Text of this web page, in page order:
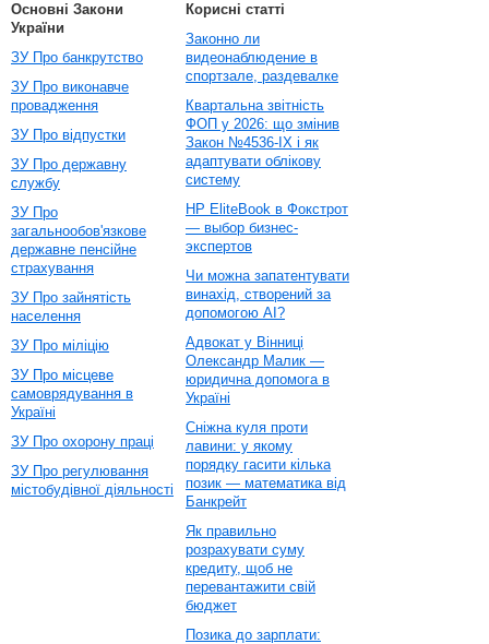
Основні Закони
України
ЗУ Про банкрутство
ЗУ Про виконавче
провадження
ЗУ Про відпустки
ЗУ Про державну
службу
ЗУ Про
загальнообов'язкове
державне пенсійне
страхування
ЗУ Про зайнятість
населення
ЗУ Про міліцію
ЗУ Про місцеве
самоврядування в
Україні
ЗУ Про охорону праці
ЗУ Про регулювання
містобудівної діяльності
Корисні статті
Законно ли
видеонаблюдение в
спортзале, раздевалке
Квартальна звітність
ФОП у 2026: що змінив
Закон №4536-IX і як
адаптувати облікову
систему
HP EliteBook в Фокстрот
— выбор бизнес-
экспертов
Чи можна запатентувати
винахід, створений за
допомогою AI?
Адвокат у Вінниці
Олександр Малик —
юридична допомога в
Україні
Сніжна куля проти
лавини: у якому
порядку гасити кілька
позик — математика від
Банкрейт
Як правильно
розрахувати суму
кредиту, щоб не
перевантажити свій
бюджет
Позика до зарплати: